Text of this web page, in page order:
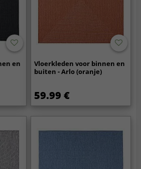
en
Vloerkleden voor binnen en
buiten - Arlo (oranje)
59.99 €